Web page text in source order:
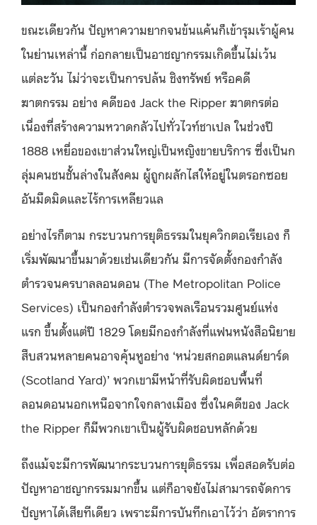
ขณะเดียวกัน ปัญหาความยากจนข้นแค้นก็เข้ารุมเร้าผู้คน
ในย่านเหล่านี้ ก่อกลายเป็นอาชญากรรมเกิดขึ้นไม่เว้น
แต่ละวัน ไม่ว่าจะเป็นการปล้น ชิงทรัพย์ หรือคดี
ฆาตกรรม อย่าง คดีของ Jack the Ripper ฆาตกรต่อ
เนื่องที่สร้างความหวาดกลัวไปทั่วไวท์ชาเปล ในช่วงปี
1888 เหยื่อของเขาส่วนใหญ่เป็นหญิงขายบริการ ซึ่งเป็นก
ลุ่มคนชนชั้นล่างในสังคม ผู้ถูกผลักไสให้อยู่ในตรอกซอย
อันมืดมิดและไร้การเหลียวแล
อย่างไรก็ตาม กระบวนการยุติธรรมในยุควิกตอเรียเอง ก็
เริ่มพัฒนาขึ้นมาด้วยเช่นเดียวกัน มีการจัดตั้งกองกำลัง
ตำรวจนครบาลลอนดอน (The Metropolitan Police
Services) เป็นกองกำลังตำรวจพลเรือนรวมศูนย์แห่ง
แรก ขึ้นตั้งแต่ปี 1829 โดยมีกองกำลังที่แฟนหนังสือนิยาย
สืบสวนหลายคนอาจคุ้นหูอย่าง ‘หน่วยสกอตแลนด์ยาร์ด
(Scotland Yard)’ พวกเขามีหน้าที่รับผิดชอบพื้นที่
ลอนดอนนอกเหนือจากใจกลางเมือง ซึ่งในคดีของ Jack
the Ripper ก็มีพวกเขาเป็นผู้รับผิดชอบหลักด้วย
ถึงแม้จะมีการพัฒนากระบวนการยุติธรรม เพื่อสอดรับต่อ
ปัญหาอาชญากรรมมากขึ้น แต่ก็อาจยังไม่สามารถจัดการ
ปัญหาได้เสียทีเดียว เพราะมีการบันทึกเอาไว้ว่า อัตราการ